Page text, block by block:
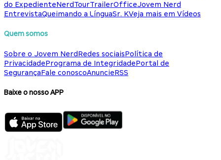
do ExpedienteNerdTourTrailerOfficeJovem Nerd
EntrevistaQueimando a LínguaSr. KVeja mais em Vídeos
Quem somos
Sobre o Jovem NerdRedes sociaisPolítica de
PrivacidadePrograma de IntegridadePortal de
SegurançaFale conoscoAnuncieRSS
Baixe o nosso APP